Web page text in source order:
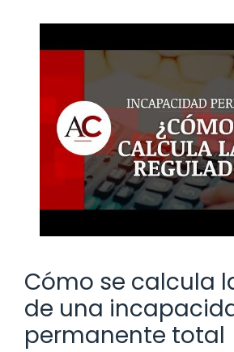
Cómo se calcula
de una
permanente total